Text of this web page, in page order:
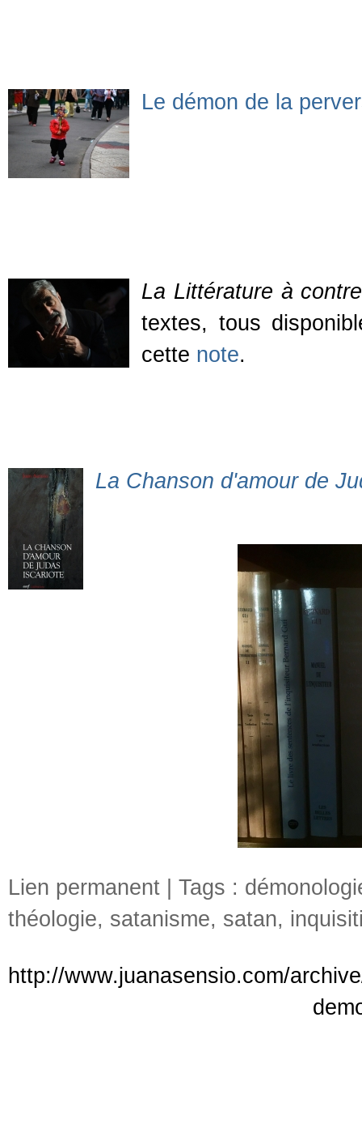
Le démon de la
La Littérature à
textes, tous
cette note.
La Chanson d'amour de
Lien permanent | Tags :
théologie, satanisme, satan,
http://www.juanasensio.com/